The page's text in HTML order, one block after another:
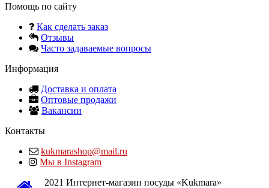
Помощь по сайту
Как сделать заказ
Отзывы
Часто задаваемые вопросы
Информация
Доставка и оплата
Оптовые продажи
Вакансии
Контакты
kukmarashop@mail.ru
Мы в Instagram
2021 Интернет-магазин посуды «Kukmara»